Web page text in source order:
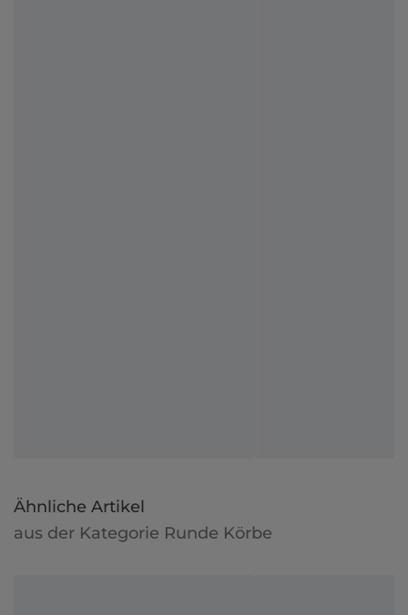
Ähnliche Artikel
aus der Kategorie Runde Körbe